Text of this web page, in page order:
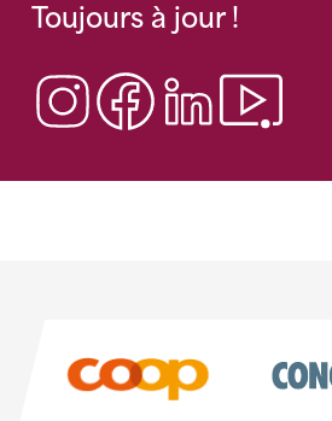
Toujours à jour !